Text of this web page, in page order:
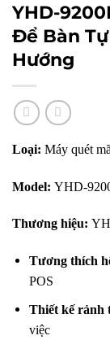
YHD-
Để Bàn
Hướng
Loại: Máy quét
Model: YHD-
Thương hiệu:
Tương thích
POS
Thiết kế rảnh
việc